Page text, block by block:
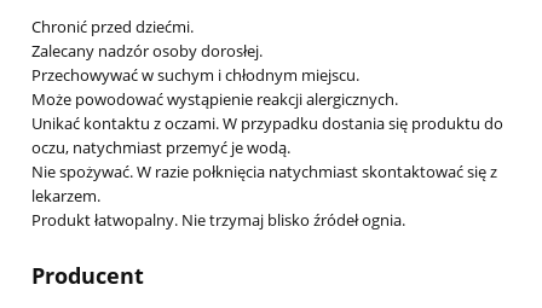
Chronić przed dziećmi.
Zalecany nadzór osoby dorosłej.
Przechowywać w suchym i chłodnym miejscu.
Może powodować wystąpienie reakcji alergicznych.
Unikać kontaktu z oczami. W przypadku dostania się produktu do
oczu, natychmiast przemyć je wodą.
Nie spożywać. W razie połknięcia natychmiast skontaktować się z
lekarzem.
Produkt łatwopalny. Nie trzymaj blisko źródeł ognia.
Producent